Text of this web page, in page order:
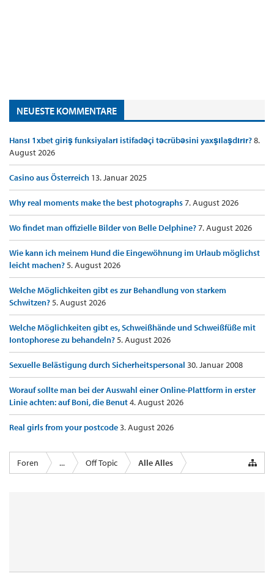
NEUESTE KOMMENTARE
Hansı 1xbet giriş funksiyaları istifadəçi təcrübəsini yaxşılaşdırır?8.
August 2026
Casino aus Österreich 13. Januar 2025
Why real moments make the best photographs7. August 2026
Wo findet man offizielle Bilder von Belle Delphine?7. August 2026
Wie kann ich meinem Hund die Eingewöhnung im Urlaub möglichst
leicht machen?5. August 2026
Welche Möglichkeiten gibt es zur Behandlung von starkem
Schwitzen?5. August 2026
Welche Möglichkeiten gibt es, Schweißhände und Schweißfüße mit
Iontophorese zu behandeln?5. August 2026
Sexuelle Belästigung durch Sicherheitspersonal 30. Januar 2008
Worauf sollte man bei der Auswahl einer Online-Plattform in erster
Linie achten: auf Boni, die Benut4. August 2026
Real girls from your postcode3. August 2026
Foren ... Off Topic Alle Alles